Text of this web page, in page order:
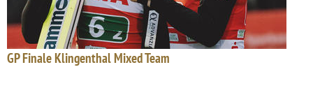
GP Finale Klingenthal Mixed Team